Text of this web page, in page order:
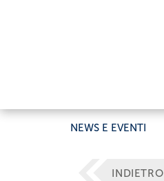
NEWS E EVENTI
INDIETRO